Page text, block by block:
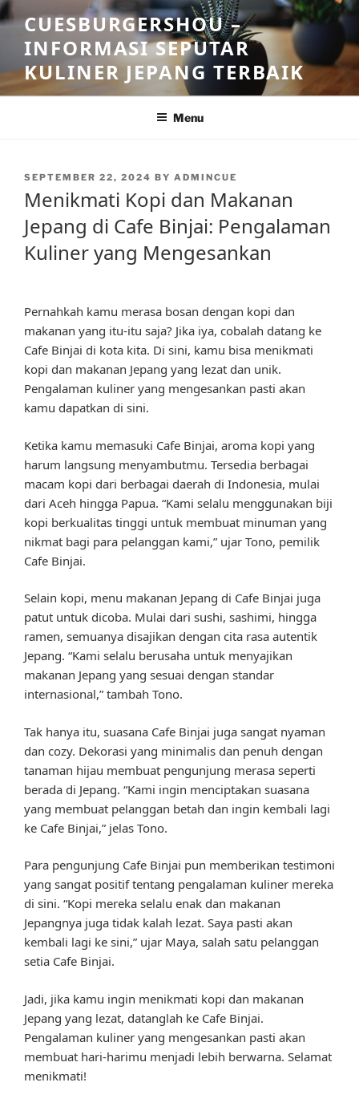
Skip
to
content
CUESBURGERSHOU –
INFORMASI SEPUTAR
KULINER JEPANG TERBAIK
Menu
POSTED
SEPTEMBER 22, 2024 BY ADMINCUE
Menikmati Kopi dan Makanan
Jepang di Cafe Binjai: Pengalaman
Kuliner yang Mengesankan
Pernahkah kamu merasa bosan dengan kopi dan
makanan yang itu-itu saja? Jika iya, cobalah datang ke
Cafe Binjai di kota kita. Di sini, kamu bisa menikmati
kopi dan makanan Jepang yang lezat dan unik.
Pengalaman kuliner yang mengesankan pasti akan
kamu dapatkan di sini.
Ketika kamu memasuki Cafe Binjai, aroma kopi yang
harum langsung menyambutmu. Tersedia berbagai
macam kopi dari berbagai daerah di Indonesia, mulai
dari Aceh hingga Papua. “Kami selalu menggunakan biji
kopi berkualitas tinggi untuk membuat minuman yang
nikmat bagi para pelanggan kami,” ujar Tono, pemilik
Cafe Binjai.
Selain kopi, menu makanan Jepang di Cafe Binjai juga
patut untuk dicoba. Mulai dari sushi, sashimi, hingga
ramen, semuanya disajikan dengan cita rasa autentik
Jepang. “Kami selalu berusaha untuk menyajikan
makanan Jepang yang sesuai dengan standar
internasional,” tambah Tono.
Tak hanya itu, suasana Cafe Binjai juga sangat nyaman
dan cozy. Dekorasi yang minimalis dan penuh dengan
tanaman hijau membuat pengunjung merasa seperti
berada di Jepang. “Kami ingin menciptakan suasana
yang membuat pelanggan betah dan ingin kembali lagi
ke Cafe Binjai,” jelas Tono.
Para pengunjung Cafe Binjai pun memberikan testimoni
yang sangat positif tentang pengalaman kuliner mereka
di sini. “Kopi mereka selalu enak dan makanan
Jepangnya juga tidak kalah lezat. Saya pasti akan
kembali lagi ke sini,” ujar Maya, salah satu pelanggan
setia Cafe Binjai.
Jadi, jika kamu ingin menikmati kopi dan makanan
Jepang yang lezat, datanglah ke Cafe Binjai.
Pengalaman kuliner yang mengesankan pasti akan
membuat hari-harimu menjadi lebih berwarna. Selamat
menikmati!